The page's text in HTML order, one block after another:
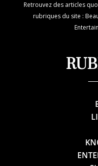
Retrouvez des articles
rubriques du site :